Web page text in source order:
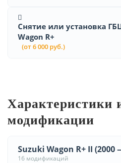
Снятие или установка
Wagon R+
(от 6 000 руб.)
Характеристики
модификации
Suzuki Wagon R+ II (2000
16 модификаций